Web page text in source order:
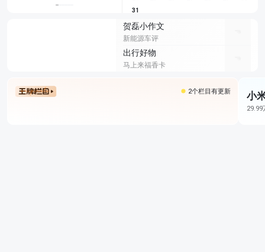
31
贺磊小作文
新能源车评
出行好物
马上来福香卡
2个栏目有更新 小
29.99